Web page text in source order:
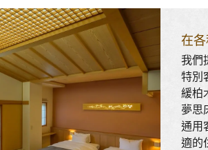
在
我們
特別
緩柏
夢思
通用
適的